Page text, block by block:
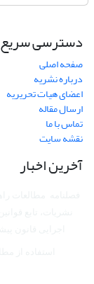
دسترسی سریع
صفحه اصلی
درباره نشریه
اعضای هیات تحریریه
ارسال مقاله
تماس با ما
نقشه سایت
آخرین اخبار